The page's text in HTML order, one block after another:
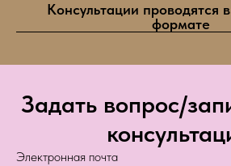
Консультации проводятся
формате
Задать вопрос/
Электронная почта